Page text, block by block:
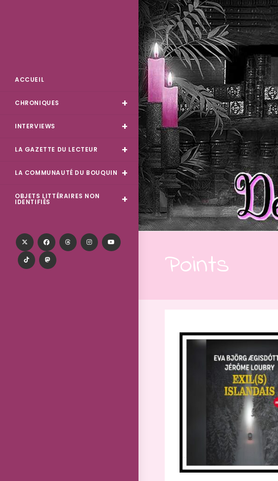
Skip
to
content
ACCUEIL
CHRONIQUES
INTERVIEWS
LA GAZETTE DU LECTEUR
LA COMMUNAUTÉ DU BOUQUIN
OBJETS LITTÉRAIRES NON
IDENTIFIÉS
Points